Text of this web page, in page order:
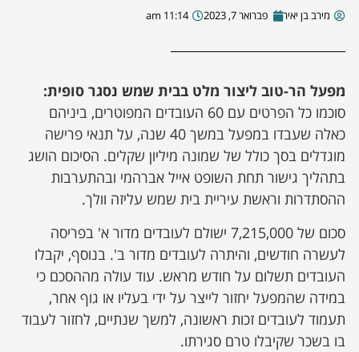
מירב בן יאיר פברואר 7, 2023 11:14 am
מפעל הר-טוב ליצור מלט בבית שמש נסגר סופית:
סוכמו כל הפרטים עם 60 העובדים המפוטרים, ביניהם
כאלה שעבדו במפעל במשך 40 שנה, על תנאי פרישה
מוגדלים בסך כולל של שמונה מיליון שקלים. הסיכום הושג
בתהליך גישור תחת השופט אייל אברהמי ובהתערבות
ההסתדרות וראשת עיריית בית שמש עליזה וולך.
סכום של 7,215,000 ישולם לעובדים מדור א' בפריסה
לעשרה חודשים, והיתרה לעובדים מדור ב'. בנוסף, יקבלו
העובדים תשלום על חודש מראש. עוד עולה מההסכם כי
במידה שהמפעל יחזור לייצר על ידי בעליו או גוף אחר,
תעמוד לעובדים זכות ראשונה, למשך שנתיים, לחזור לעבוד
בו בשכר שקיבלו טרם סגירתו.